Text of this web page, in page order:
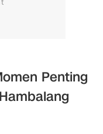
Penting